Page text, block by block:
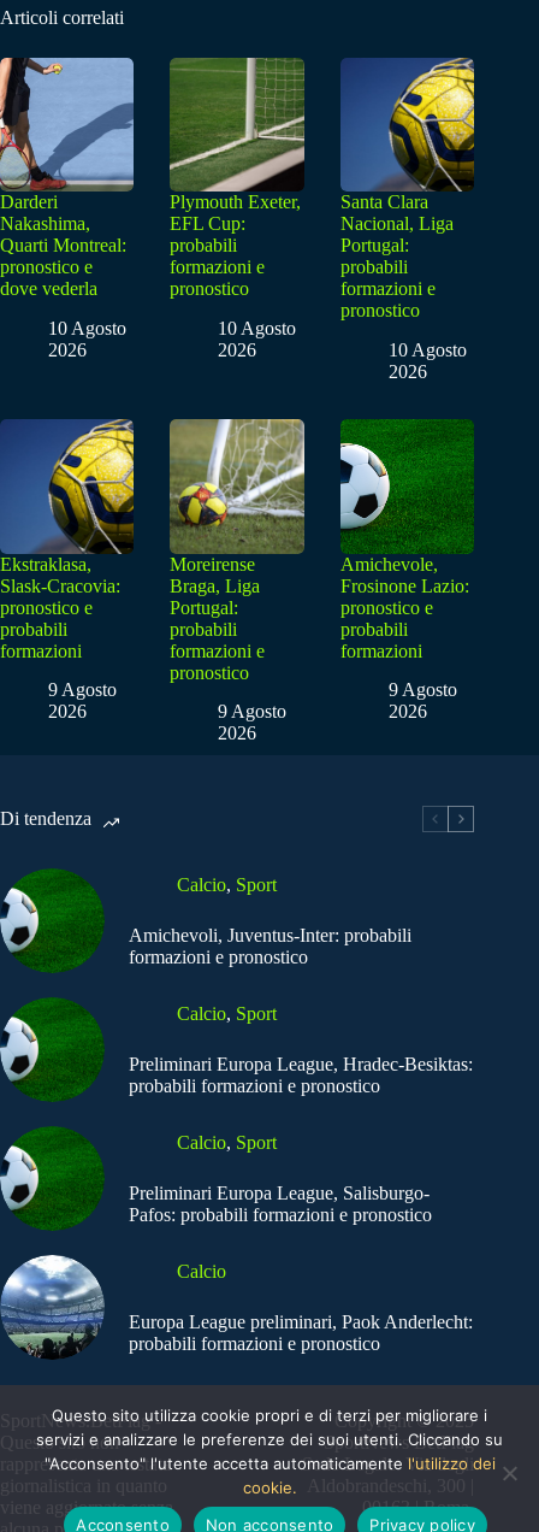
Articoli correlati
Darderi
Nakashima,
Quarti Montreal:
pronostico e
dove vederla
10 Agosto
2026
Plymouth Exeter,
EFL Cup:
probabili
formazioni e
pronostico
10 Agosto
2026
Santa Clara
Nacional, Liga
Portugal:
probabili
formazioni e
pronostico
10 Agosto
2026
Ekstraklasa,
Slask-Cracovia:
pronostico e
probabili
formazioni
9 Agosto
2026
Moreirense
Braga, Liga
Portugal:
probabili
formazioni e
pronostico
9 Agosto
2026
Amichevole,
Frosinone Lazio:
pronostico e
probabili
formazioni
9 Agosto
2026
Di tendenza
Calcio, Sport
Amichevoli, Juventus-Inter: probabili
formazioni e pronostico
Calcio, Sport
Preliminari Europa League, Hradec-Besiktas:
probabili formazioni e pronostico
Calcio, Sport
Preliminari Europa League, Salisburgo-
Pafos: probabili formazioni e pronostico
Calcio
Europa League preliminari, Paok Anderlecht:
probabili formazioni e pronostico
SportNews.BetFlag -
Questo sito non
rappresenta una testata
giornalistica in quanto
viene aggiornato senza
Copyright © 2025
SportNews BetFlag
Sede Legale: Via degli
Aldobrandeschi, 300 |
00163 | Roma
Questo sito utilizza cookie propri e di terzi per migliorare i
servizi e analizzare le preferenze dei suoi utenti. Cliccando su
"Acconsento" l'utente accetta automaticamente l'utilizzo dei
cookie.
Acconsento
Non acconsento Privacy policy